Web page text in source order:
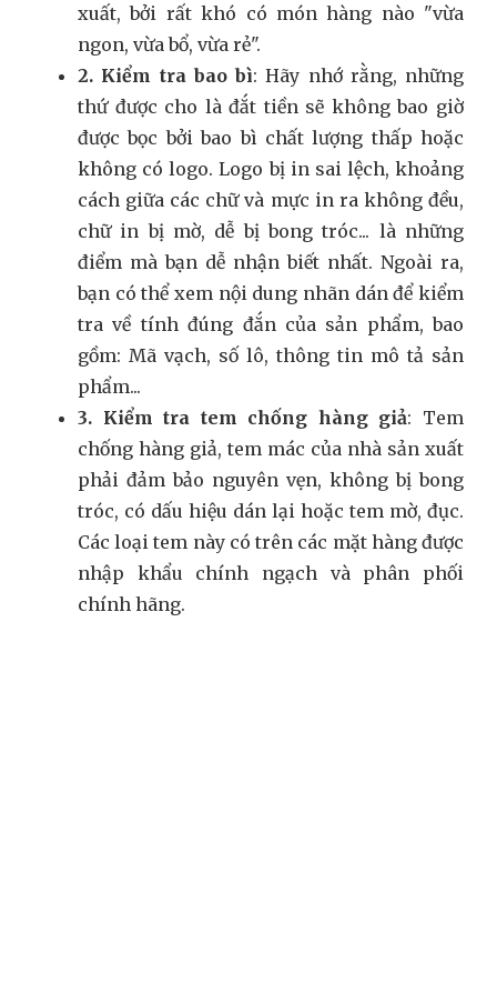
xuất, bởi rất khó có món hàng nào "vừa
ngon, vừa bổ, vừa rẻ".
2. Kiểm tra bao bì: Hãy nhớ rằng, những
thứ được cho là đắt tiền sẽ không bao giờ
được bọc bởi bao bì chất lượng thấp hoặc
không có logo. Logo bị in sai lệch, khoảng
cách giữa các chữ và mực in ra không đều,
chữ in bị mờ, dễ bị bong tróc... là những
điểm mà bạn dễ nhận biết nhất. Ngoài ra,
bạn có thể xem nội dung nhãn dán để kiểm
tra về tính đúng đắn của sản phẩm, bao
gồm: Mã vạch, số lô, thông tin mô tả sản
phẩm...
3. Kiểm tra tem chống hàng giả: Tem
chống hàng giả, tem mác của nhà sản xuất
phải đảm bảo nguyên vẹn, không bị bong
tróc, có dấu hiệu dán lại hoặc tem mờ, đục.
Các loại tem này có trên các mặt hàng được
nhập khẩu chính ngạch và phân phối
chính hãng.